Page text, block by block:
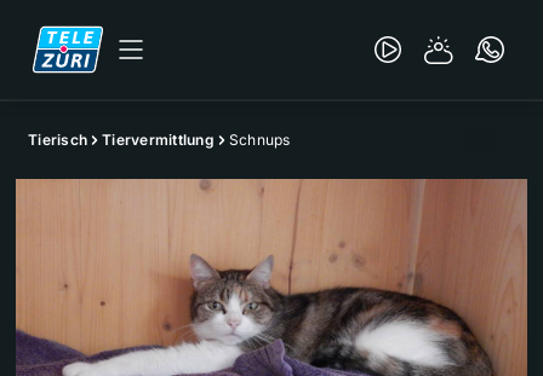
Tierisch Tiervermittlung Schnups